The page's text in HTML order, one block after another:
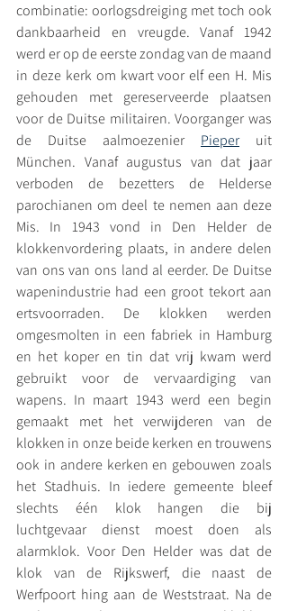
combinatie: oorlogsdreiging met toch ook
dankbaarheid en vreugde. Vanaf 1942
werd er op de eerste zondag van de maand
in deze kerk om kwart voor elf een H. Mis
gehouden met gereserveerde plaatsen
voor de Duitse militairen. Voorganger was
de Duitse aalmoezenier Pieper uit
München. Vanaf augustus van dat jaar
verboden de bezetters de Helderse
parochianen om deel te nemen aan deze
Mis. In 1943 vond in Den Helder de
klokkenvordering plaats, in andere delen
van ons van ons land al eerder. De Duitse
wapenindustrie had een groot tekort aan
ertsvoorraden. De klokken werden
omgesmolten in een fabriek in Hamburg
en het koper en tin dat vrij kwam werd
gebruikt voor de vervaardiging van
wapens. In maart 1943 werd een begin
gemaakt met het verwijderen van de
klokken in onze beide kerken en trouwens
ook in andere kerken en gebouwen zoals
het Stadhuis. In iedere gemeente bleef
slechts één klok hangen die bij
luchtgevaar dienst moest doen als
alarmklok. Voor Den Helder was dat de
klok van de Rijkswerf, die naast de
Werfpoort hing aan de Weststraat. Na de